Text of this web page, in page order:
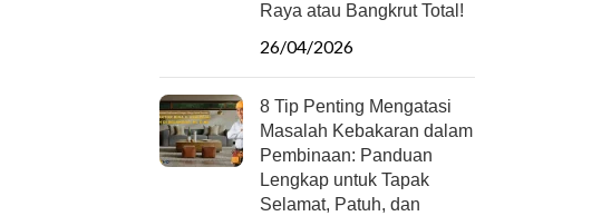
Raya atau Bangkrut Total!
26/04/2026
8 Tip Penting Mengatasi
Masalah Kebakaran dalam
Pembinaan: Panduan
Lengkap untuk Tapak
Selamat, Patuh, dan